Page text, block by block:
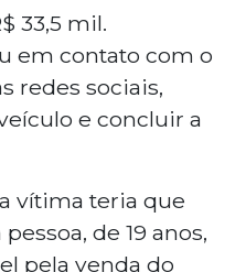
33,5 mil.
em contato com o
redes sociais,
e concluir a
vítima teria que
de 19 anos,
pela venda do